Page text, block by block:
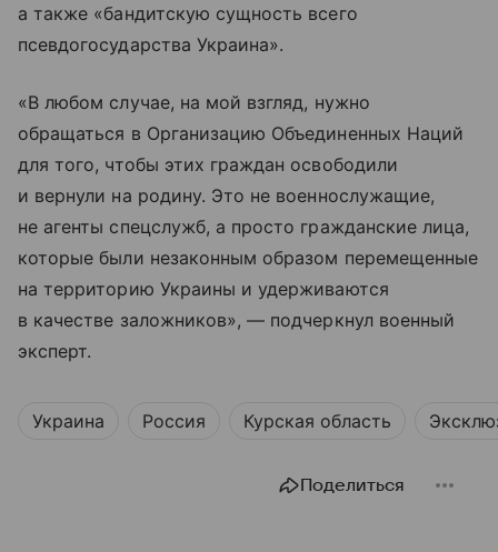
а также «бандитскую сущность всего
псевдогосударства Украина».
«В любом случае, на мой взгляд, нужно
обращаться в Организацию Объединенных Наций
для того, чтобы этих граждан освободили
и вернули на родину. Это не военнослужащие,
не агенты спецслужб, а просто гражданские лица,
которые были незаконным образом перемещенные
на территорию Украины и удерживаются
в качестве заложников», — подчеркнул военный
эксперт.
Украина Россия Курская область
Поделиться